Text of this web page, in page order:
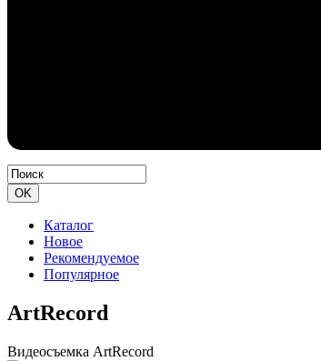
Каталог
Новое
Рекомендуемое
Популярное
ArtRecord
Видеосъемка ArtRecord